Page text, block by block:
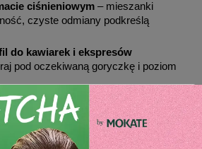
ciśnieniowym – mieszanki
czyste odmiany podkreślą
do kawiarek i ekspresów
pod oczekiwaną goryczkę i poziom
– Ameryka Łacińska